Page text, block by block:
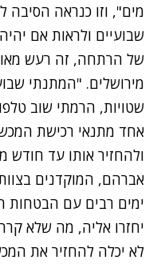
מים", וזו כנראה הסיבה
שבועיים ולראות אם
מירושלים. "המתנתי
שטויות, הרמתי שוב
אחד מתנאי רכישת
ולהחזיר אותו עד חודש
ימים רבים עם הבטחות
יחזרו אליה, מה שלא
לא יכלה להחזיר את